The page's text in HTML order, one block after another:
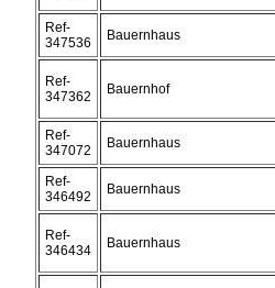
Ref-
347536
Bauernhaus
Ref-
347362
Bauernhof
Ref-
347072
Bauernhaus
Ref-
346492
Bauernhaus
Ref-
346434
Bauernhaus